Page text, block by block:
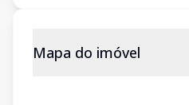
Mapa do imóvel